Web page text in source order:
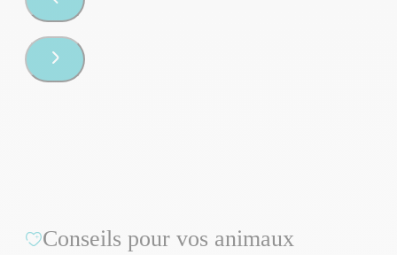
Conseils pour vos animaux